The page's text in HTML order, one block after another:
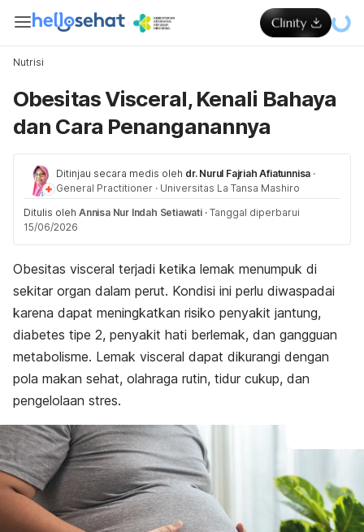
Nutrisi
Obesitas Visceral, Kenali Bahaya
dan Cara Penanganannya
Ditinjau secara medis oleh dr. Nurul Fajriah Afiatunnisa ·
General Practitioner · Universitas La Tansa Mashiro
Ditulis oleh Annisa Nur Indah Setiawati · Tanggal diperbarui
15/06/2026
Obesitas visceral terjadi ketika lemak menumpuk di
sekitar organ dalam perut. Kondisi ini perlu diwaspadai
karena dapat meningkatkan risiko penyakit jantung,
diabetes tipe 2, penyakit hati berlemak, dan gangguan
metabolisme. Lemak visceral dapat dikurangi dengan
pola makan sehat, olahraga rutin, tidur cukup, dan
pengelolaan stres.